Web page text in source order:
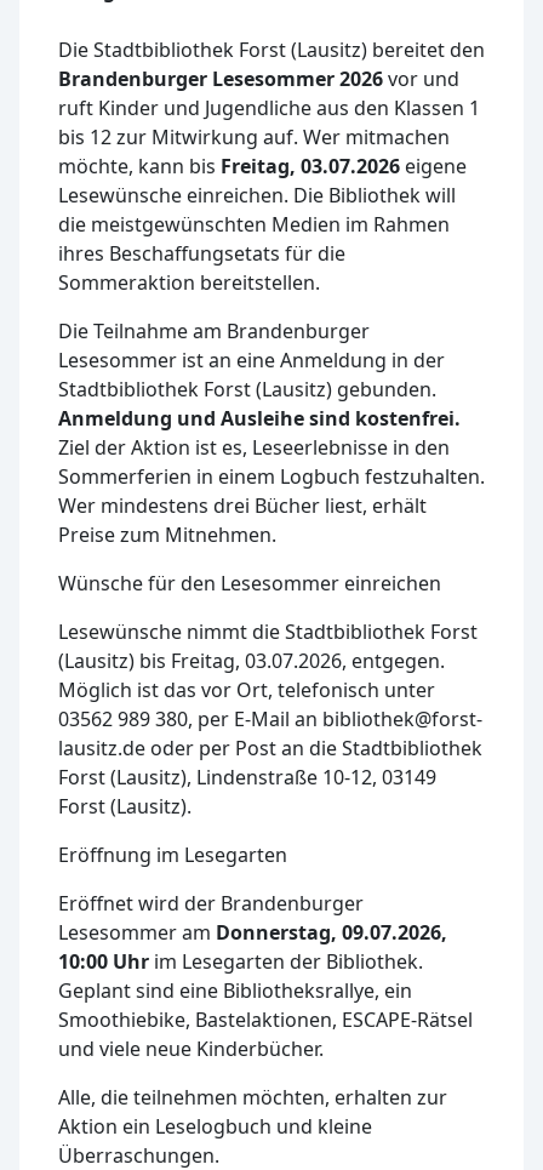
Die Stadtbibliothek Forst (Lausitz) bereitet den
Brandenburger Lesesommer 2026vor und
ruft Kinder und Jugendliche aus den Klassen 1
bis 12 zur Mitwirkung auf. Wer mitmachen
möchte, kann bis Freitag, 03.07.2026 eigene
Lesewünsche einreichen. Die Bibliothek will
die meistgewünschten Medien im Rahmen
ihres Beschaffungsetats für die
Sommeraktion bereitstellen.
Die Teilnahme am Brandenburger
Lesesommer ist an eine Anmeldung in der
Stadtbibliothek Forst (Lausitz) gebunden.
Anmeldung und Ausleihe sind kostenfrei.
Ziel der Aktion ist es, Leseerlebnisse in den
Sommerferien in einem Logbuch festzuhalten.
Wer mindestens drei Bücher liest, erhält
Preise zum Mitnehmen.
Wünsche für den Lesesommer einreichen
Lesewünsche nimmt die Stadtbibliothek Forst
(Lausitz) bis Freitag, 03.07.2026, entgegen.
Möglich ist das vor Ort, telefonisch unter
03562 989 380, per E-Mail an bibliothek@forst-
lausitz.de oder per Post an die Stadtbibliothek
Forst (Lausitz), Lindenstraße 10-12, 03149
Forst (Lausitz).
Eröffnung im Lesegarten
Eröffnet wird der Brandenburger
Lesesommer am Donnerstag, 09.07.2026,
10:00 Uhr im Lesegarten der Bibliothek.
Geplant sind eine Bibliotheksrallye, ein
Smoothiebike, Bastelaktionen, ESCAPE-Rätsel
und viele neue Kinderbücher.
Alle, die teilnehmen möchten, erhalten zur
Aktion ein Leselogbuch und kleine
Überraschungen.